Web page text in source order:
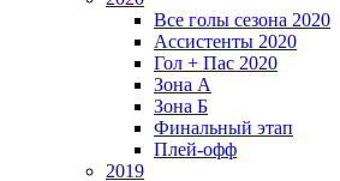
Все голы сезона 2020
Ассистенты 2020
Гол + Пас 2020
Зона А
Зона Б
Финальный этап
Плей-офф
2019